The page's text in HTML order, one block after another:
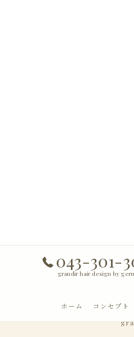
043-301-
grandir hair design by
ホーム コンセプト